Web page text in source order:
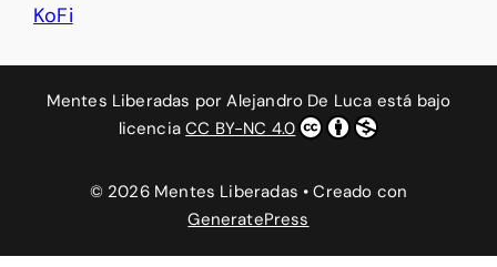
KoFi
Mentes Liberadas porAlejandro De Luca está bajo
licenciaCC BY-NC 4.0
© 2026 Mentes Liberadas • Creado con
GeneratePress